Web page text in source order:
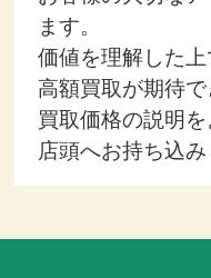
ます。
価値を理解した上
高額買取が期待で
買取価格の説明
店頭へお持ち込み